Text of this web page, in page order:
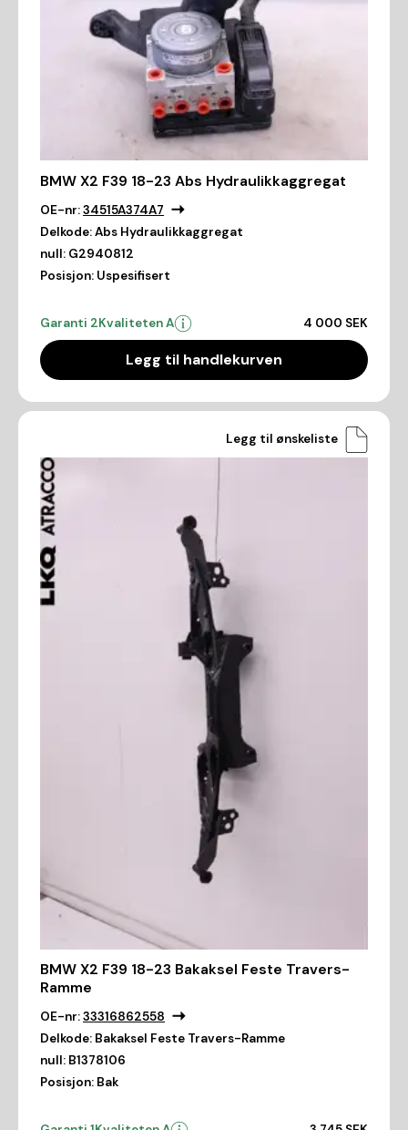
BMW X2 F39 18-23 Abs Hydraulikkaggregat
OE-nr:34515A374A7
Delkode:Abs Hydraulikkaggregat
null: G2940812
Posisjon: Uspesifisert
Garanti 2Kvaliteten A 4 000 SEK
Legg til handlekurven
Legg til ønskeliste
BMW X2 F39 18-23 Bakaksel Feste Travers-
Ramme
OE-nr:33316862558
Delkode: Bakaksel Feste Travers-Ramme
null: B1378106
Posisjon: Bak